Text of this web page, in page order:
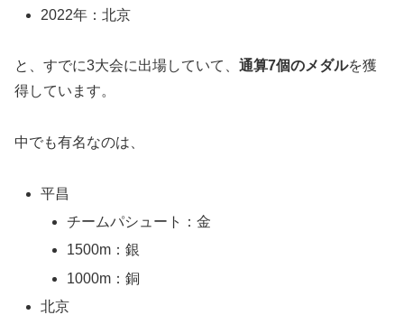
2022年：北京
と、すでに3大会に出場していて、 通算7個のメダルを獲
得しています。
中でも有名なのは、
平昌
チームパシュート：金
1500m：銀
1000m：銅
北京